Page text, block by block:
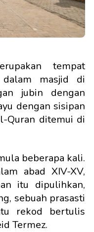
tempat
dalam masjid di
jubin dengan
dengan sisipan
Quran ditemui di
beberapa kali.
abad XIV-XV,
itu dipulihkan,
sebuah prasasti
rekod bertulis
Termez.